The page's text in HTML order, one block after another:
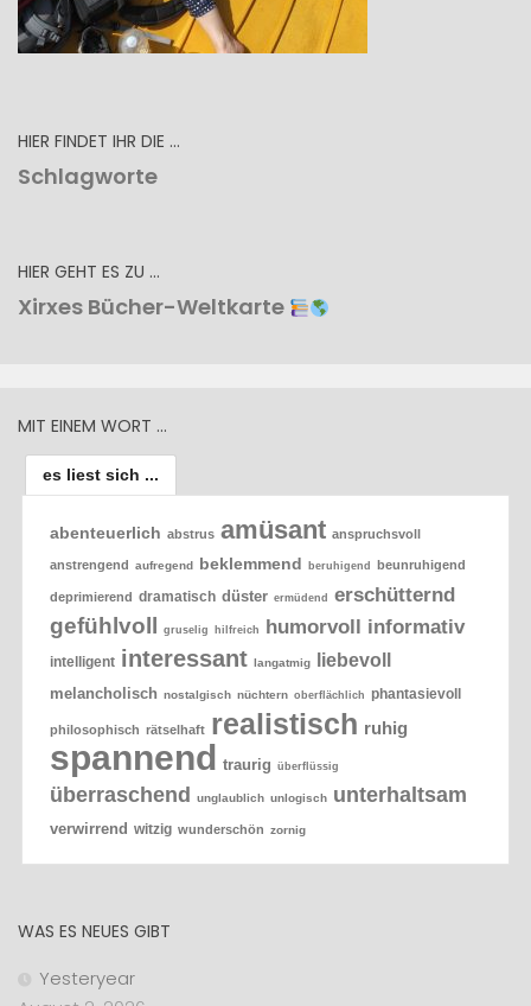
HIER FINDET IHR DIE …
Schlagworte
HIER GEHT ES ZU …
Xirxes Bücher-Weltkarte
MIT EINEM WORT …
es liest sich ...
abenteuerlich abstrus amüsant anspruchsvoll
anstrengend aufregend beklemmend beruhigend beunruhigend
deprimierend dramatisch düster ermüdend erschütternd
gefühlvoll gruselig hilfreich humorvoll informativ
intelligent interessant langatmig liebevoll
melancholisch nostalgisch nüchtern oberflächlich phantasievoll
philosophisch rätselhaft realistisch ruhig
spannend traurig überflüssig
überraschend unglaublich unlogisch unterhaltsam
verwirrend witzig wunderschön zornig
WAS ES NEUES GIBT
Yesteryear